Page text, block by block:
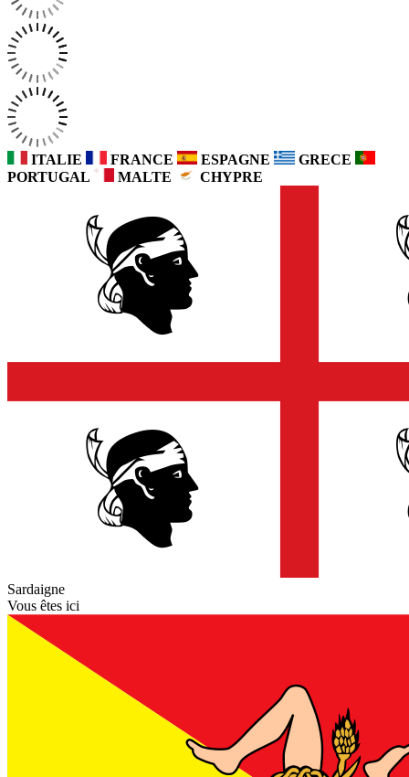
ITALIE FRANCE ESPAGNE
GRECE
PORTUGAL
MALTE CHYPRE
Sardaigne
Vous êtes ici